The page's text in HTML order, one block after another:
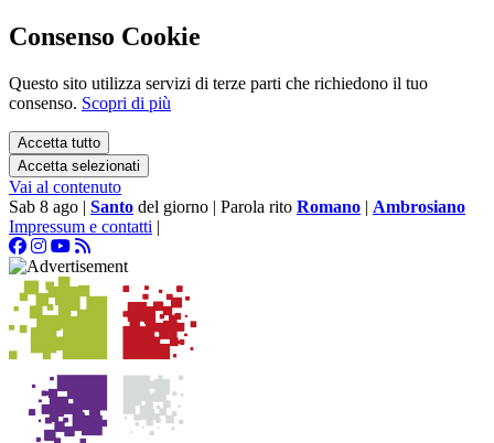
Consenso Cookie
Questo sito utilizza servizi di terze parti che richiedono il tuo
consenso. Scopri di più
Accetta tutto
Accetta selezionati
Vai al contenuto
Sab 8 ago | Santo del giorno | Parola rito Romano | Ambrosiano
Impressum e contatti |